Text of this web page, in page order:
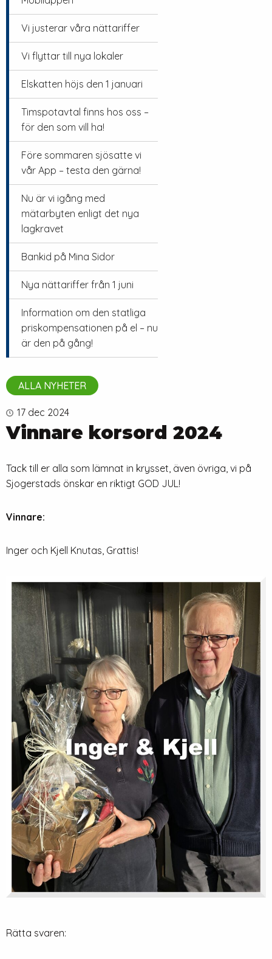
Vi justerar våra nättariffer
Vi flyttar till nya lokaler
Elskatten höjs den 1 januari
Timspotavtal finns hos oss –
för den som vill ha!
Före sommaren sjösatte vi
vår App – testa den gärna!
Nu är vi igång med
mätarbyten enligt det nya
lagkravet
Bankid på Mina Sidor
Nya nättariffer från 1 juni
Information om den statliga
priskompensationen på el – nu
är den på gång!
ALLA NYHETER
17 dec 2024
Vinnare korsord 2024
Tack till er alla som lämnat in krysset, även övriga, vi på
Sjogerstads önskar en riktigt GOD JUL!
Vinnare:
Inger och Kjell Knutas, Grattis!
Rätta svaren: